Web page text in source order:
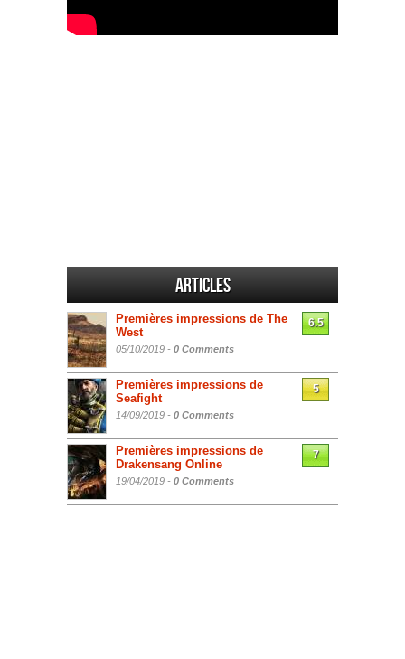
Articles
Premières impressions de The
West
05/10/2019 - 0 Comments
6.5
Premières impressions de
Seafight
14/09/2019 - 0 Comments
5
Premières impressions de
Drakensang Online
19/04/2019 - 0 Comments
7